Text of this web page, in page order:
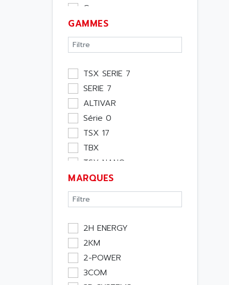
Cpu
Ecran
Entrée / Sortie
Memoire
Module Métier
Moteur
Pupitre Opérateur
Rack
Etude
Software
Variateur
Actif
Consommable
Energie
Optoélectronique
Passif
Bureau
GAMMES
TSX SERIE 7
SERIE 7
ALTIVAR
Série 0
TSX 17
TBX
TSX NANO
TSX PREMIUM
ASI
APRIL 5000
XUD
TSX MICRO
MAGELIS
TCCX
CCX17
MARQUES
2H ENERGY
2KM
2-POWER
3COM